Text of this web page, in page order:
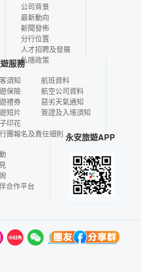
公司背景
最新動向
新聞發佈
分行位置
人才招聘及發展
私隱政策
服務
須知
保險
禮券
短片
印花
航班資料
航空公司資料
惡劣天氣通知
簽證及入境須知
團報名及責任細則
合作平台
永安旅遊APP